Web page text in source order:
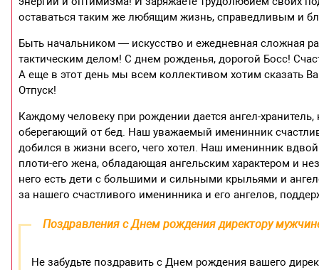
оставаться таким же любящим жизнь, справедливым и
Быть начальником — искусство и ежедневная сложная
тактическим делом! С днем рожденья, дорогой Босс!
А еще в этот день мы всем коллективом хотим сказать
Отпуск!
Каждому человеку при рождении дается ангел-
оберегающий от бед. Наш уважаемый именинник
добился в жизни всего, чего хотел. Наш именинник
плоти-его жена, обладающая ангельским характером и
него есть дети с большими и сильными крыльями и
за нашего счастливого именинника и его ангелов,
Поздравления с Днем рождения директору
Не забудьте поздравить с Днем рождения вашего